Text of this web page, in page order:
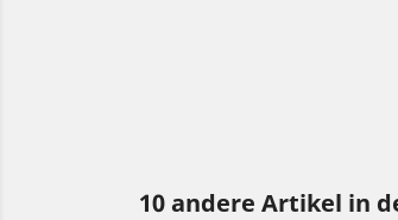
10 andere Artikel in